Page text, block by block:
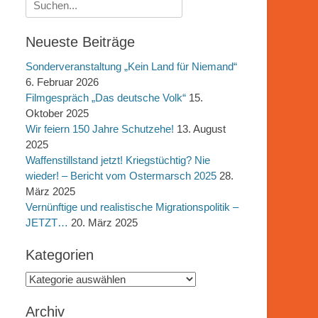
nach:
Neueste Beiträge
Sonderveranstaltung „Kein Land für Niemand“
6. Februar 2026
Filmgespräch „Das deutsche Volk“ 15.
Oktober 2025
Wir feiern 150 Jahre Schutzehe! 13. August
2025
Waffenstillstand jetzt! Kriegstüchtig? Nie
wieder! – Bericht vom Ostermarsch 2025 28.
März 2025
Vernünftige und realistische Migrationspolitik –
JETZT… 20. März 2025
Kategorien
Kategorien
Archiv